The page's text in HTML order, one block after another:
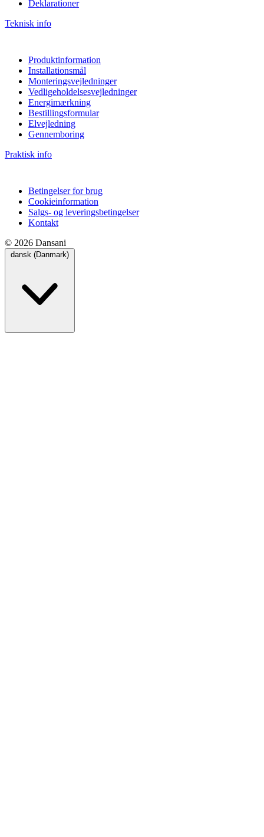
Deklarationer
Teknisk info
Produktinformation
Installationsmål
Monteringsvejledninger
Vedligeholdelsesvejledninger
Energimærkning
Bestillingsformular
Elvejledning
Gennemboring
Praktisk info
Betingelser for brug
Cookieinformation
Salgs- og leveringsbetingelser
Kontakt
© 2026 Dansani
dansk (Danmark)